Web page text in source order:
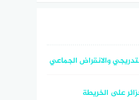
والانقراض الجماعي
على الخريطة